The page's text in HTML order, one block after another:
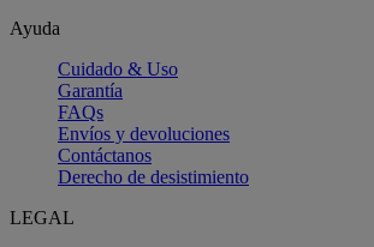
Ayuda
Cuidado & Uso
Garantía
FAQs
Envíos y devoluciones
Contáctanos
Derecho de desistimiento
LEGAL